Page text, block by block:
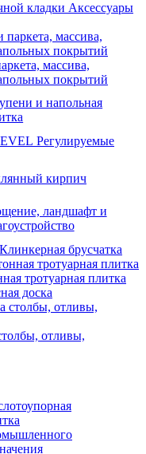
Аксессуары
массива,
покрытий
и напольная
Регулируемые
кирпич
ландшафт и
Клинкерная брусчатка
тротуарная плитка
доска
отливы,